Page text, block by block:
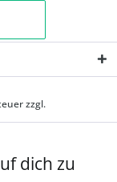
zzgl.
dich zu